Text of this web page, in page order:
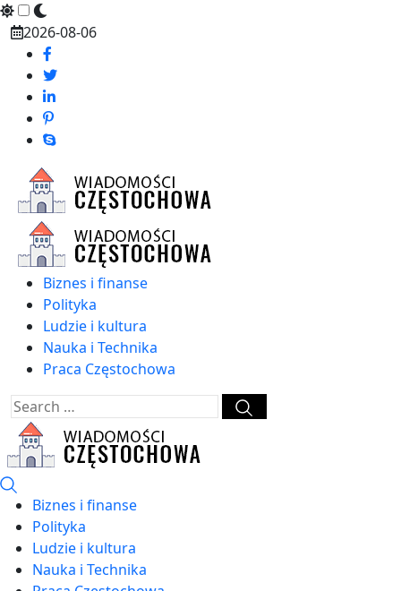
Skip
content
2026-08-06
Biznes i finanse
Polityka
Ludzie i kultura
Nauka i Technika
Praca Częstochowa
Biznes i finanse
Polityka
Ludzie i kultura
Nauka i Technika